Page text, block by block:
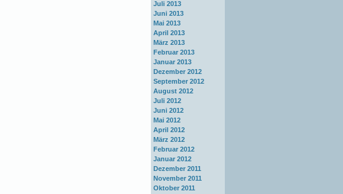
Juli 2013
Juni 2013
Mai 2013
April 2013
März 2013
Februar 2013
Januar 2013
Dezember 2012
September 2012
August 2012
Juli 2012
Juni 2012
Mai 2012
April 2012
März 2012
Februar 2012
Januar 2012
Dezember 2011
November 2011
Oktober 2011